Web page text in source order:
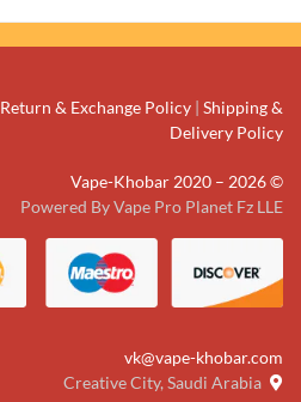
Return & Exchange Policy | Shipping &
Delivery Policy
© Vape-Khobar 2020 – 2026
Powered By Vape Pro Planet Fz LLE
vk@vape-khobar.com